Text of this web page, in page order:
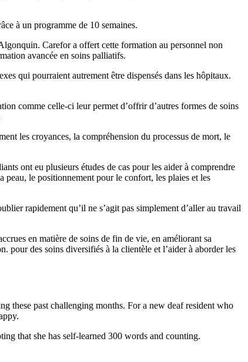
à un programme de 10 semaines.
Carefor a offert cette formation au personnel non
avancée en soins palliatifs.
qui pourraient autrement être dispensés dans les hôpitaux.
comme celle-ci leur permet d’offrir d’autres formes de soins
les croyances, la compréhension du processus de mort, le
ont eu plusieurs études de cas pour les aider à comprendre
peau, le positionnement pour le confort, les plaies et les
rapidement qu’il ne s’agit pas simplement d’aller au travail
en matière de soins de fin de vie, en améliorant sa
pour des soins diversifiés à la clientèle et l’aider à aborder les
these past challenging months. For a new deaf resident who
that she has self-learned 300 words and counting.